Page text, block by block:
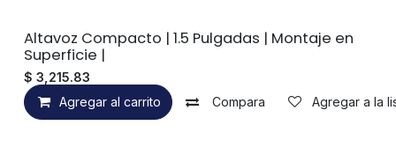
Altavoz Compacto | 1.5 Pulgadas | Montaje en
Superficie |
$ 3,215.83
Agregar al carrito
Compara Agregar a la